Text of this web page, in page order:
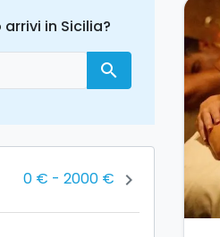
in Sicilia?
le date search
0 € - 2000 € chevron_right